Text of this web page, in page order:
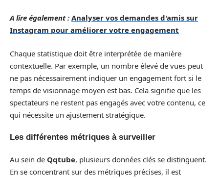
A lire également : Analyser vos demandes d'amis sur
Instagram pour améliorer votre engagement
Chaque statistique doit être interprétée de manière
contextuelle. Par exemple, un nombre élevé de vues peut
ne pas nécessairement indiquer un engagement fort si le
temps de visionnage moyen est bas. Cela signifie que les
spectateurs ne restent pas engagés avec votre contenu, ce
qui nécessite un ajustement stratégique.
Les différentes métriques à surveiller
Au sein de Qqtube, plusieurs données clés se distinguent.
En se concentrant sur des métriques précises, il est